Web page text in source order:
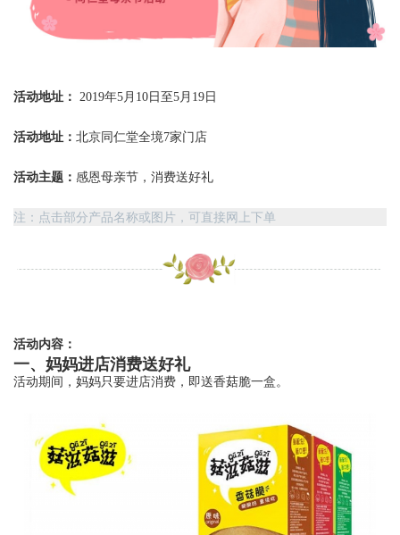
活动地址： 2019年5月10日至5月19日
活动地址： 北京同仁堂全境7家门店
活动主题： 感恩母亲节，消费送好礼
注：点击部分产品名称或图片，可直接网上下单
活动内容：
一、妈妈进店消费送好礼
活动期间，妈妈只要进店消费，即送香菇脆一盒。